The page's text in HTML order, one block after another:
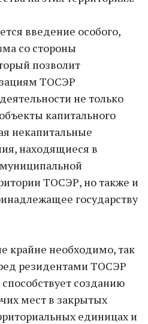
введение особого,
со стороны
позволит
ТОСЭР
не только
капитального
некапитальные
находящиеся в
ТОСЭР, но также и
государству
крайне необходимо, так
резидентами ТОСЭР
созданию
мест в закрытых
единицах и